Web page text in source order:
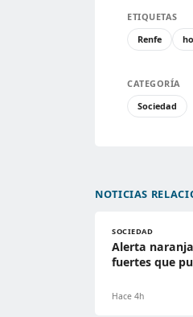
ETIQUETAS
Renfe
CATEGORÍA
Sociedad
NOTICIAS
SOCIEDAD
Alerta
fuertes que
Hace 4h